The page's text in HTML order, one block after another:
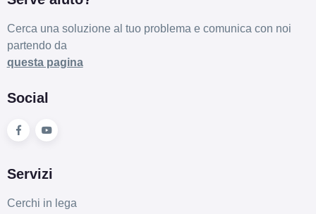
Cerca una soluzione al tuo problema e comunica con noi
partendo da
questa pagina
Social
Servizi
Cerchi in lega